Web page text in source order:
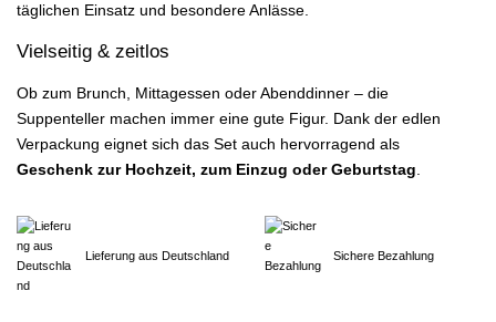
täglichen Einsatz und besondere Anlässe.
Vielseitig & zeitlos
Ob zum Brunch, Mittagessen oder Abenddinner – die
Suppenteller machen immer eine gute Figur. Dank der edlen
Verpackung eignet sich das Set auch hervorragend als
Geschenk zur Hochzeit, zum Einzug oder Geburtstag
Lieferung aus Deutschland Sichere Bezahlung